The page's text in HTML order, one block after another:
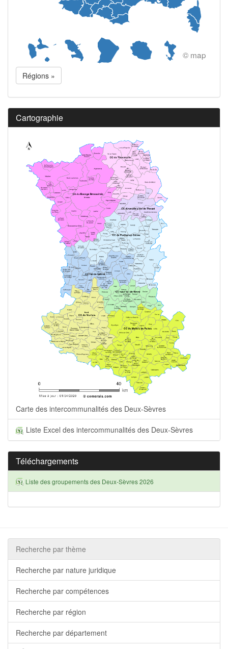
© map
Régions »
Cartographie
Carte des intercommunalités des Deux-Sèvres
Liste Excel des intercommunalités des Deux-Sèvres
Téléchargements
Liste des groupements des Deux-Sèvres 2026
Recherche par thème
Recherche par nature juridique
Recherche par compétences
Recherche par région
Recherche par département